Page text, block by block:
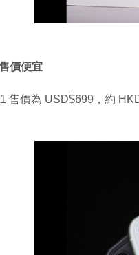
價便宜
售價為 USD$699，約